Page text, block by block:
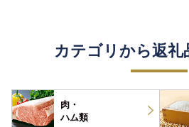
カテゴリから返礼
肉・
ハム類